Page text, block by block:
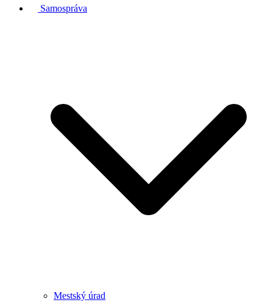
Samospráva
Mestský úrad